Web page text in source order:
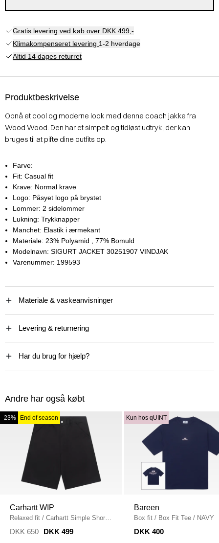
Gratis levering ved køb over DKK 499,-
Klimakompenseret levering 1-2 hverdage
Altid 14 dages returret
Produktbeskrivelse
Opnå et cool og moderne look med denne coach jakke fra
Wood Wood. Den har et simpelt og tidløst udtryk, der kan
bruges til at pifte dine outfits op.
Farve:
Fit: Casual fit
Krave: Normal krave
Logo: Påsyet logo på brystet
Lommer: 2 sidelommer
Lukning: Trykknapper
Manchet: Elastik i ærmekant
Materiale: 23% Polyamid
, 77% Bomuld
Modelnavn: SIGURT JACKET 30251907 VINDJAK
Varenummer: 199593
Materiale & vaskeanvisninger
Levering & returnering
Har du brug for hjælp?
Andre har også købt
-23% End of season
Carhartt WIP
Relaxed fit / Carhartt Simple Shorts
/ BLACK
DKK 650 DKK 499
Kun hos qUINT
Bareen
Box fit / Box Fit Tee / NAVY
DKK 400